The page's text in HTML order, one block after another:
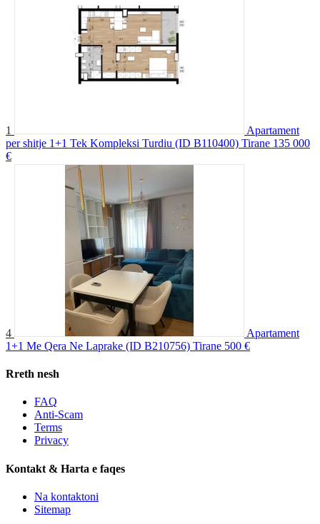
1
Apartament
per shitje 1+1 Tek Kompleksi Turdiu (ID B110400) Tirane 135 000
€
4
Apartament
1+1 Me Qera Ne Laprake (ID B210756) Tirane 500 €
Rreth nesh
FAQ
Anti-Scam
Terms
Privacy
Kontakt & Harta e faqes
Na kontaktoni
Sitemap